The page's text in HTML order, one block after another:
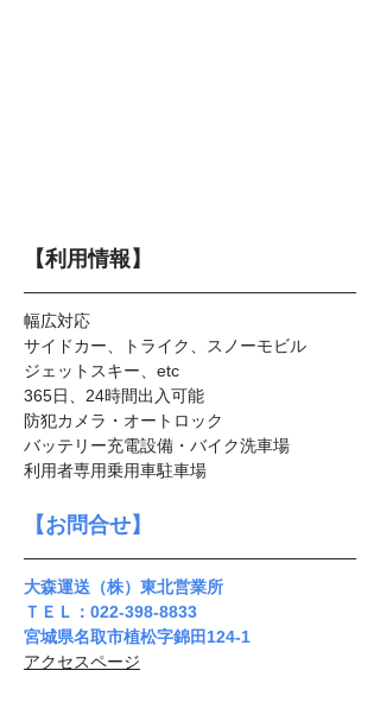
【利用情報】
幅広対応
サイドカー、トライク、スノーモビル
ジェットスキー、etc
365日、24時間出入可能
防犯カメラ・オートロック
バッテリー充電設備・バイク洗車場
利用者専用乗用車駐車場
【お問合せ】
大森運送（株）東北営業所
ＴＥＬ：022-398-8833
宮城県名取市植松字錦田124-1
アクセスページ